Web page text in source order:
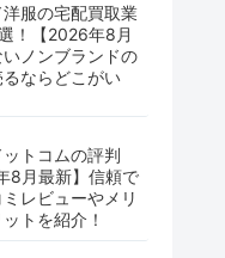
洋服の宅配買取業
！【2026年8月
ノンブランドの
ならどこがい
トコムの評判
8月最新】信頼で
レビューやメリ
トを紹介！